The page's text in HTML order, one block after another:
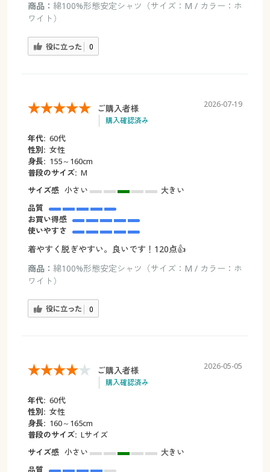
商品： 綿100%形態安定シャツ（サイズ：M / カラー：ホ
ワイト）
役に立った 0
ご購入者様
購入確認済み
2026-07-19
年代: 60代
性別: 女性
身長: 155～160cm
普段のサイズ: M
サイズ感 小さい
大きい
品質
お買い得感
使いやすさ
着やすく脱ぎやすい。良いです！120点👍
商品： 綿100%形態安定シャツ（サイズ：M / カラー：ホ
ワイト）
役に立った 0
ご購入者様
購入確認済み
2026-05-05
年代: 60代
性別: 女性
身長: 160～165cm
普段のサイズ: Lサイズ
サイズ感 小さい
大きい
品質